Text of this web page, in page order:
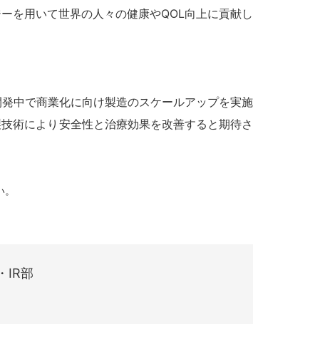
を用いて世界の人々の健康やQOL向上に貢献し
発中で商業化に向け製造のスケールアップを実施
術により安全性と治療効果を改善すると期待さ
IR部